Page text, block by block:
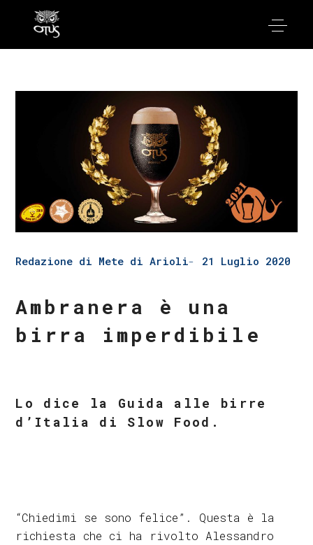
Redazione di Mete di Arioli 21 Luglio 2020
Ambranera è una
birra imperdibile
Lo dice la Guida alle birre
d’Italia di Slow Food.
“Chiedimi se sono felice”. Questa è la
richiesta che ci ha rivolto Alessandro